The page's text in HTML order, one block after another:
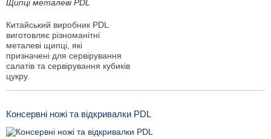
Щипці металеві PDL
Китайський виробник PDL
виготовляє різноманітні
металеві щипці, які
призначені для сервірування
салатів та сервірування кубиків
цукру.
Консервні ножі та відкривалки PDL